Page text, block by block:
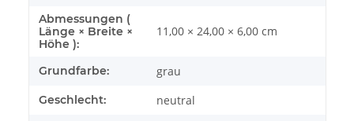
Abmessungen (
Länge × Breite ×
Höhe ):
11,00 × 24,00 × 6,00 cm
Grundfarbe: grau
Geschlecht: neutral